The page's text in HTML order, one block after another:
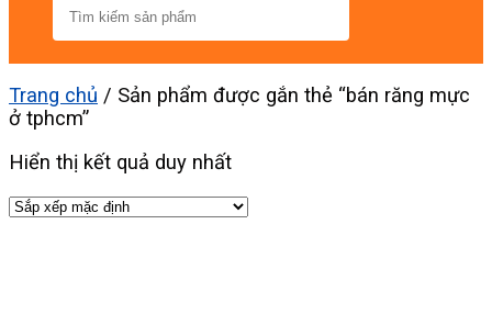
Trang chủ / Sản phẩm được gắn thẻ “bán răng mực
ở tphcm”
Hiển thị kết quả duy nhất